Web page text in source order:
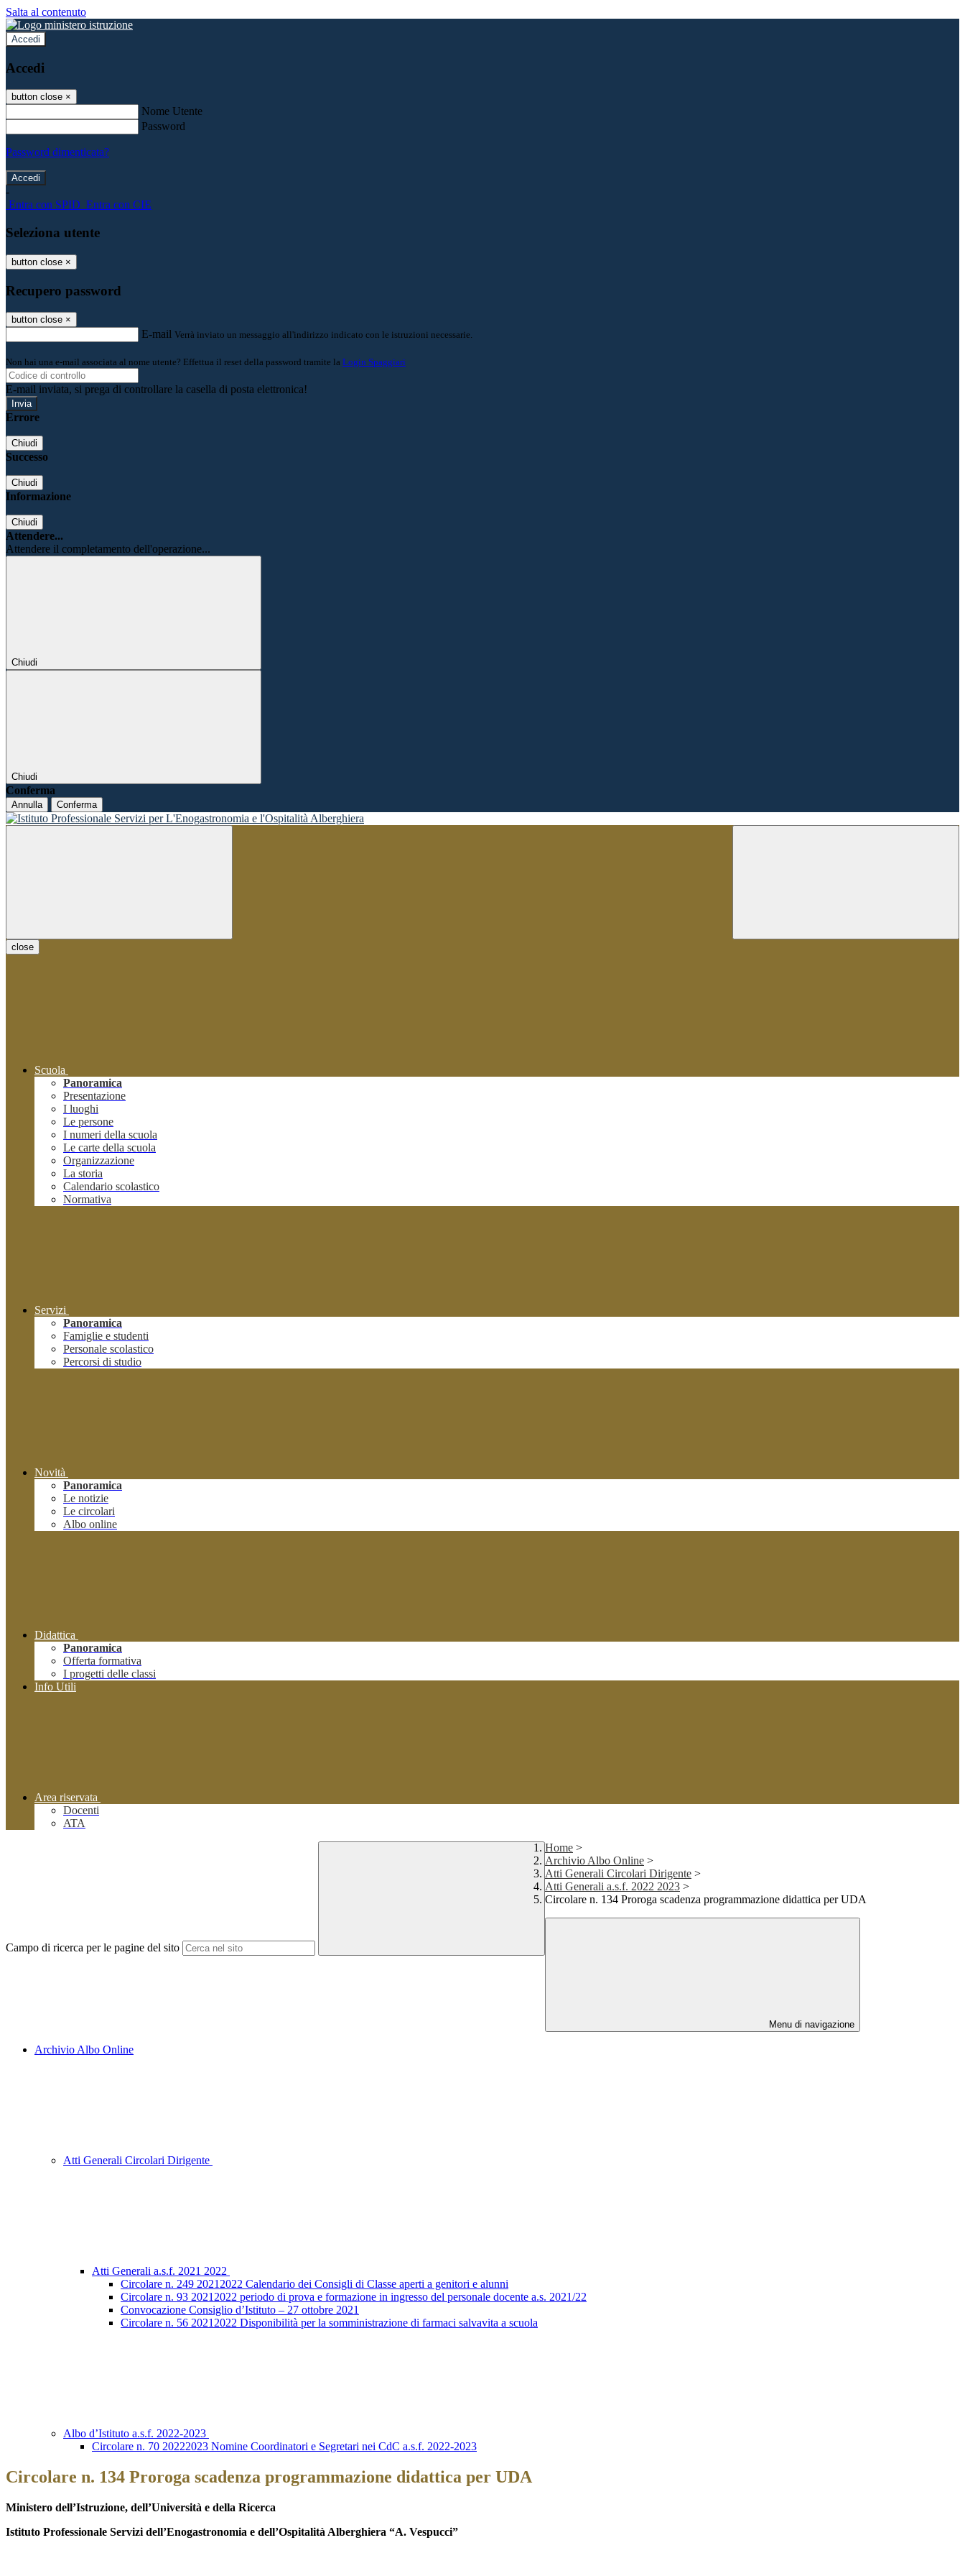
Salta al contenuto
Accedi
Accedi
button close ×
Nome Utente
Password
Password dimenticata?
-
Entra con SPID Entra con CIE
Seleziona utente
button close ×
Recupero password
button close ×
E-mail Verrà inviato un messaggio all'indirizzo indicato con le istruzioni necessarie.
Non hai una e-mail associata al nome utente? Effettua il reset della password tramite la Login Spaggiari
E-mail inviata, si prega di controllare la casella di posta elettronica!
Errore
Chiudi
Successo
Chiudi
Informazione
Chiudi
Attendere...
Attendere il completamento dell'operazione...
Chiudi
Chiudi
Conferma
Annulla Conferma
close
Scuola
Panoramica
Presentazione
I luoghi
Le persone
I numeri della scuola
Le carte della scuola
Organizzazione
La storia
Calendario scolastico
Normativa
Servizi
Panoramica
Famiglie e studenti
Personale scolastico
Percorsi di studio
Novità
Panoramica
Le notizie
Le circolari
Albo online
Didattica
Panoramica
Offerta formativa
I progetti delle classi
Info Utili
Area riservata
Docenti
ATA
Campo di ricerca per le pagine del sito
Home >
Archivio Albo Online >
Atti Generali Circolari Dirigente >
Atti Generali a.s.f. 2022 2023 >
Circolare n. 134 Proroga scadenza programmazione didattica per UDA
Menu di navigazione
Archivio Albo Online
Atti Generali Circolari Dirigente
Atti Generali a.s.f. 2021 2022
Circolare n. 249 20212022 Calendario dei Consigli di Classe aperti a genitori e alunni
Circolare n. 93 20212022 periodo di prova e formazione in ingresso del personale docente a.s. 2021/22
Convocazione Consiglio d’Istituto – 27 ottobre 2021
Circolare n. 56 20212022 Disponibilità per la somministrazione di farmaci salvavita a scuola
Albo d’Istituto a.s.f. 2022-2023
Circolare n. 70 20222023 Nomine Coordinatori e Segretari nei CdC a.s.f. 2022-2023
Circolare n. 134 Proroga scadenza programmazione didattica per UDA
Ministero dell’Istruzione, dell’Università e della Ricerca
Istituto Professionale Servizi dell’Enogastronomia e dell’Ospitalità Alberghiera “A. Vespucci”